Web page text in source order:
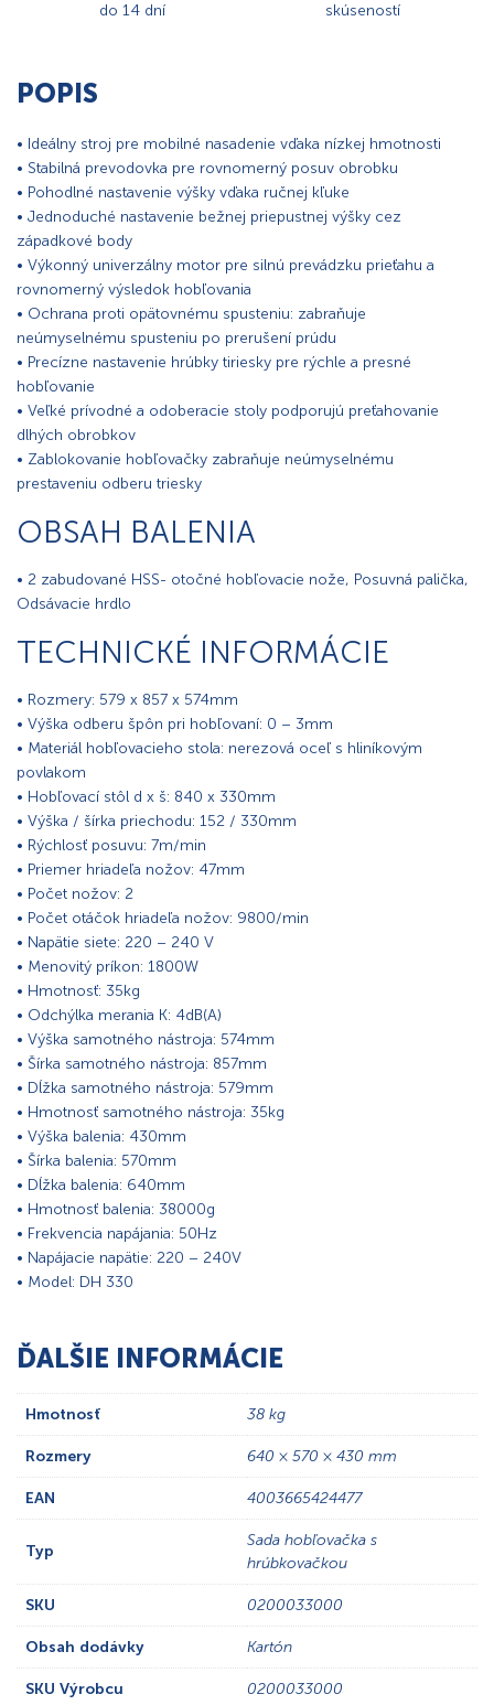
do 14 dní
skúseností
POPIS
• Ideálny stroj pre mobilné nasadenie vďaka nízkej hmotnosti
• Stabilná prevodovka pre rovnomerný posuv obrobku
• Pohodlné nastavenie výšky vďaka ručnej kľuke
• Jednoduché nastavenie bežnej priepustnej výšky cez
západkové body
• Výkonný univerzálny motor pre silnú prevádzku prieťahu a
rovnomerný výsledok hobľovania
• Ochrana proti opätovnému spusteniu: zabraňuje
neúmyselnému spusteniu po prerušení prúdu
• Precízne nastavenie hrúbky tiriesky pre rýchle a presné
hobľovanie
• Veľké prívodné a odoberacie stoly podporujú preťahovanie
dlhých obrobkov
• Zablokovanie hobľovačky zabraňuje neúmyselnému
prestaveniu odberu triesky
OBSAH BALENIA
• 2 zabudované HSS- otočné hobľovacie nože, Posuvná palička,
Odsávacie hrdlo
TECHNICKÉ INFORMÁCIE
• Rozmery: 579 x 857 x 574mm
• Výška odberu špôn pri hobľovaní: 0 – 3mm
• Materiál hobľovacieho stola: nerezová oceľ s hliníkovým
povlakom
• Hobľovací stôl d x š: 840 x 330mm
• Výška / šírka priechodu: 152 / 330mm
• Rýchlosť posuvu: 7m/min
• Priemer hriadeľa nožov: 47mm
• Počet nožov: 2
• Počet otáčok hriadeľa nožov: 9800/min
• Napätie siete: 220 – 240 V
• Menovitý príkon: 1800W
• Hmotnosť: 35kg
• Odchýlka merania K: 4dB(A)
• Výška samotného nástroja: 574mm
• Šírka samotného nástroja: 857mm
• Dĺžka samotného nástroja: 579mm
• Hmotnosť samotného nástroja: 35kg
• Výška balenia: 430mm
• Šírka balenia: 570mm
• Dĺžka balenia: 640mm
• Hmotnosť balenia: 38000g
• Frekvencia napájania: 50Hz
• Napájacie napätie: 220 – 240V
• Model: DH 330
ĎALŠIE INFORMÁCIE
Hmotnosť 38 kg
Rozmery 640 × 570 × 430 mm
EAN 4003665424477
Typ
Sada hobľovačka s
hrúbkovačkou
SKU 0200033000
Obsah dodávky Kartón
SKU Výrobcu 0200033000